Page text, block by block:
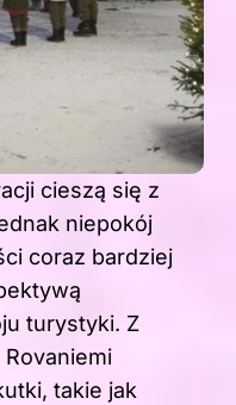
cieszą się z
niepokój
coraz bardziej
turystyki. Z
takie jak